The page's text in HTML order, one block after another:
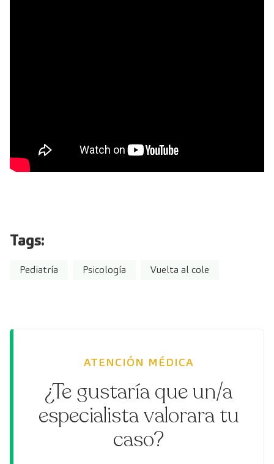
Tags:
Pediatría Psicología Vuelta al cole
ATENCIÓN MÉDICA
¿Te gustaría que un/a
especialista valorara tu
caso?